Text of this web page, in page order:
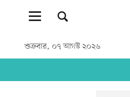
শুক্রবার, ০৭ আগস্ট ২০২৬